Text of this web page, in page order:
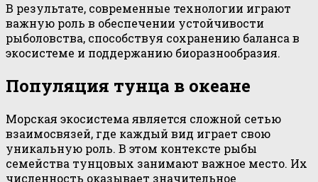
В результате, современные технологии играют
важную роль в обеспечении устойчивости
рыболовства, способствуя сохранению баланса в
экосистеме и поддержанию биоразнообразия.
Популяция тунца в океане
Морская экосистема является сложной сетью
взаимосвязей, где каждый вид играет свою
уникальную роль. В этом контексте рыбы
семейства тунцовых занимают важное место. Их
численность оказывает значительное